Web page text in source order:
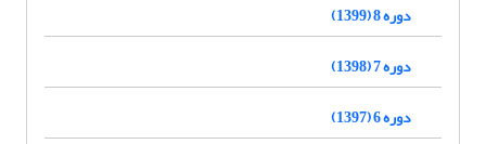
دوره 8 (1399)
دوره 7 (1398)
دوره 6 (1397)